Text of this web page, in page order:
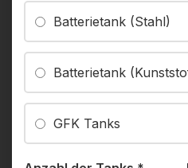
Batterietank (Stahl)
Batterietank
GFK Tanks